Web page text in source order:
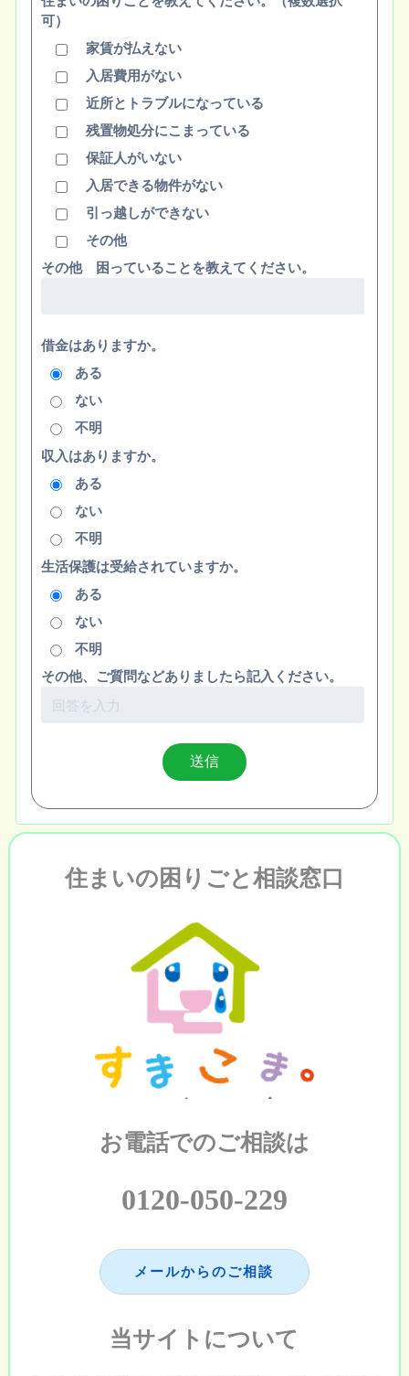
可）
家賃が払えない
入居費用がない
近所とトラブルになっている
残置物処分にこまっている
保証人がいない
入居できる物件がない
引っ越しができない
その他
その他 困っていることを教えてください。
借金はありますか。
ある
ない
不明
収入はありますか。
ある
ない
不明
生活保護は受給されていますか。
ある
ない
不明
その他、ご質問などありましたら記入ください。
住まいの困りごと相談窓口
お電話でのご相談は
0120-050-229
メールからのご相談
当サイトについて